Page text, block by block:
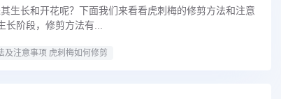
生长和开花呢？下面我们来看看虎刺梅的修剪方法和注意
阶段，修剪方法有...
及注意事项 虎刺梅如何修剪